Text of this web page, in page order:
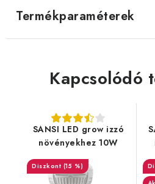
Termékparaméterek
Kapcsolódó
SANSI LED grow izzó
növényekhez 10W
(15 %)